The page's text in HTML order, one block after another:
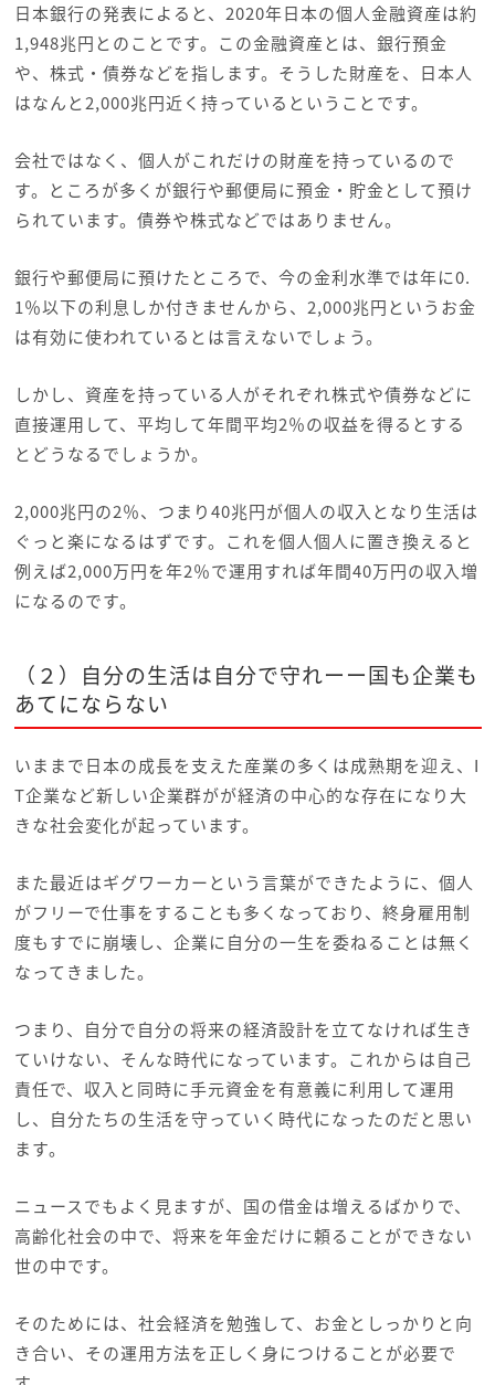
日本銀行の発表によると、2020年日本の個人金融資産は約
1,948兆円とのことです。この金融資産とは、銀行預金
や、株式・債券などを指します。そうした財産を、日本人
はなんと2,000兆円近く持っているということです。
会社ではなく、個人がこれだけの財産を持っているので
す。ところが多くが銀行や郵便局に預金・貯金として預け
られています。債券や株式などではありません。
銀行や郵便局に預けたところで、今の金利水準では年に0.
1％以下の利息しか付きませんから、2,000兆円というお金
は有効に使われているとは言えないでしょう。
しかし、資産を持っている人がそれぞれ株式や債券などに
直接運用して、平均して年間平均2％の収益を得るとする
とどうなるでしょうか。
2,000兆円の2％、つまり40兆円が個人の収入となり生活は
ぐっと楽になるはずです。これを個人個人に置き換えると
例えば2,000万円を年2％で運用すれば年間40万円の収入増
になるのです。
（２）自分の生活は自分で守れーー国も企業も
あてにならない
いままで日本の成長を支えた産業の多くは成熟期を迎え、I
T企業など新しい企業群がが経済の中心的な存在になり大
きな社会変化が起っています。
また最近はギグワーカーという言葉ができたように、個人
がフリーで仕事をすることも多くなっており、終身雇用制
度もすでに崩壊し、企業に自分の一生を委ねることは無く
なってきました。
つまり、自分で自分の将来の経済設計を立てなければ生き
ていけない、そんな時代になっています。これからは自己
責任で、収入と同時に手元資金を有意義に利用して運用
し、自分たちの生活を守っていく時代になったのだと思い
ます。
ニュースでもよく見ますが、国の借金は増えるばかりで、
高齢化社会の中で、将来を年金だけに頼ることができない
世の中です。
そのためには、社会経済を勉強して、お金としっかりと向
き合い、その運用方法を正しく身につけることが必要で